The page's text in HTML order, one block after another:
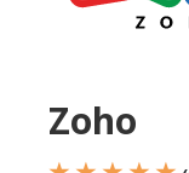
Zoho